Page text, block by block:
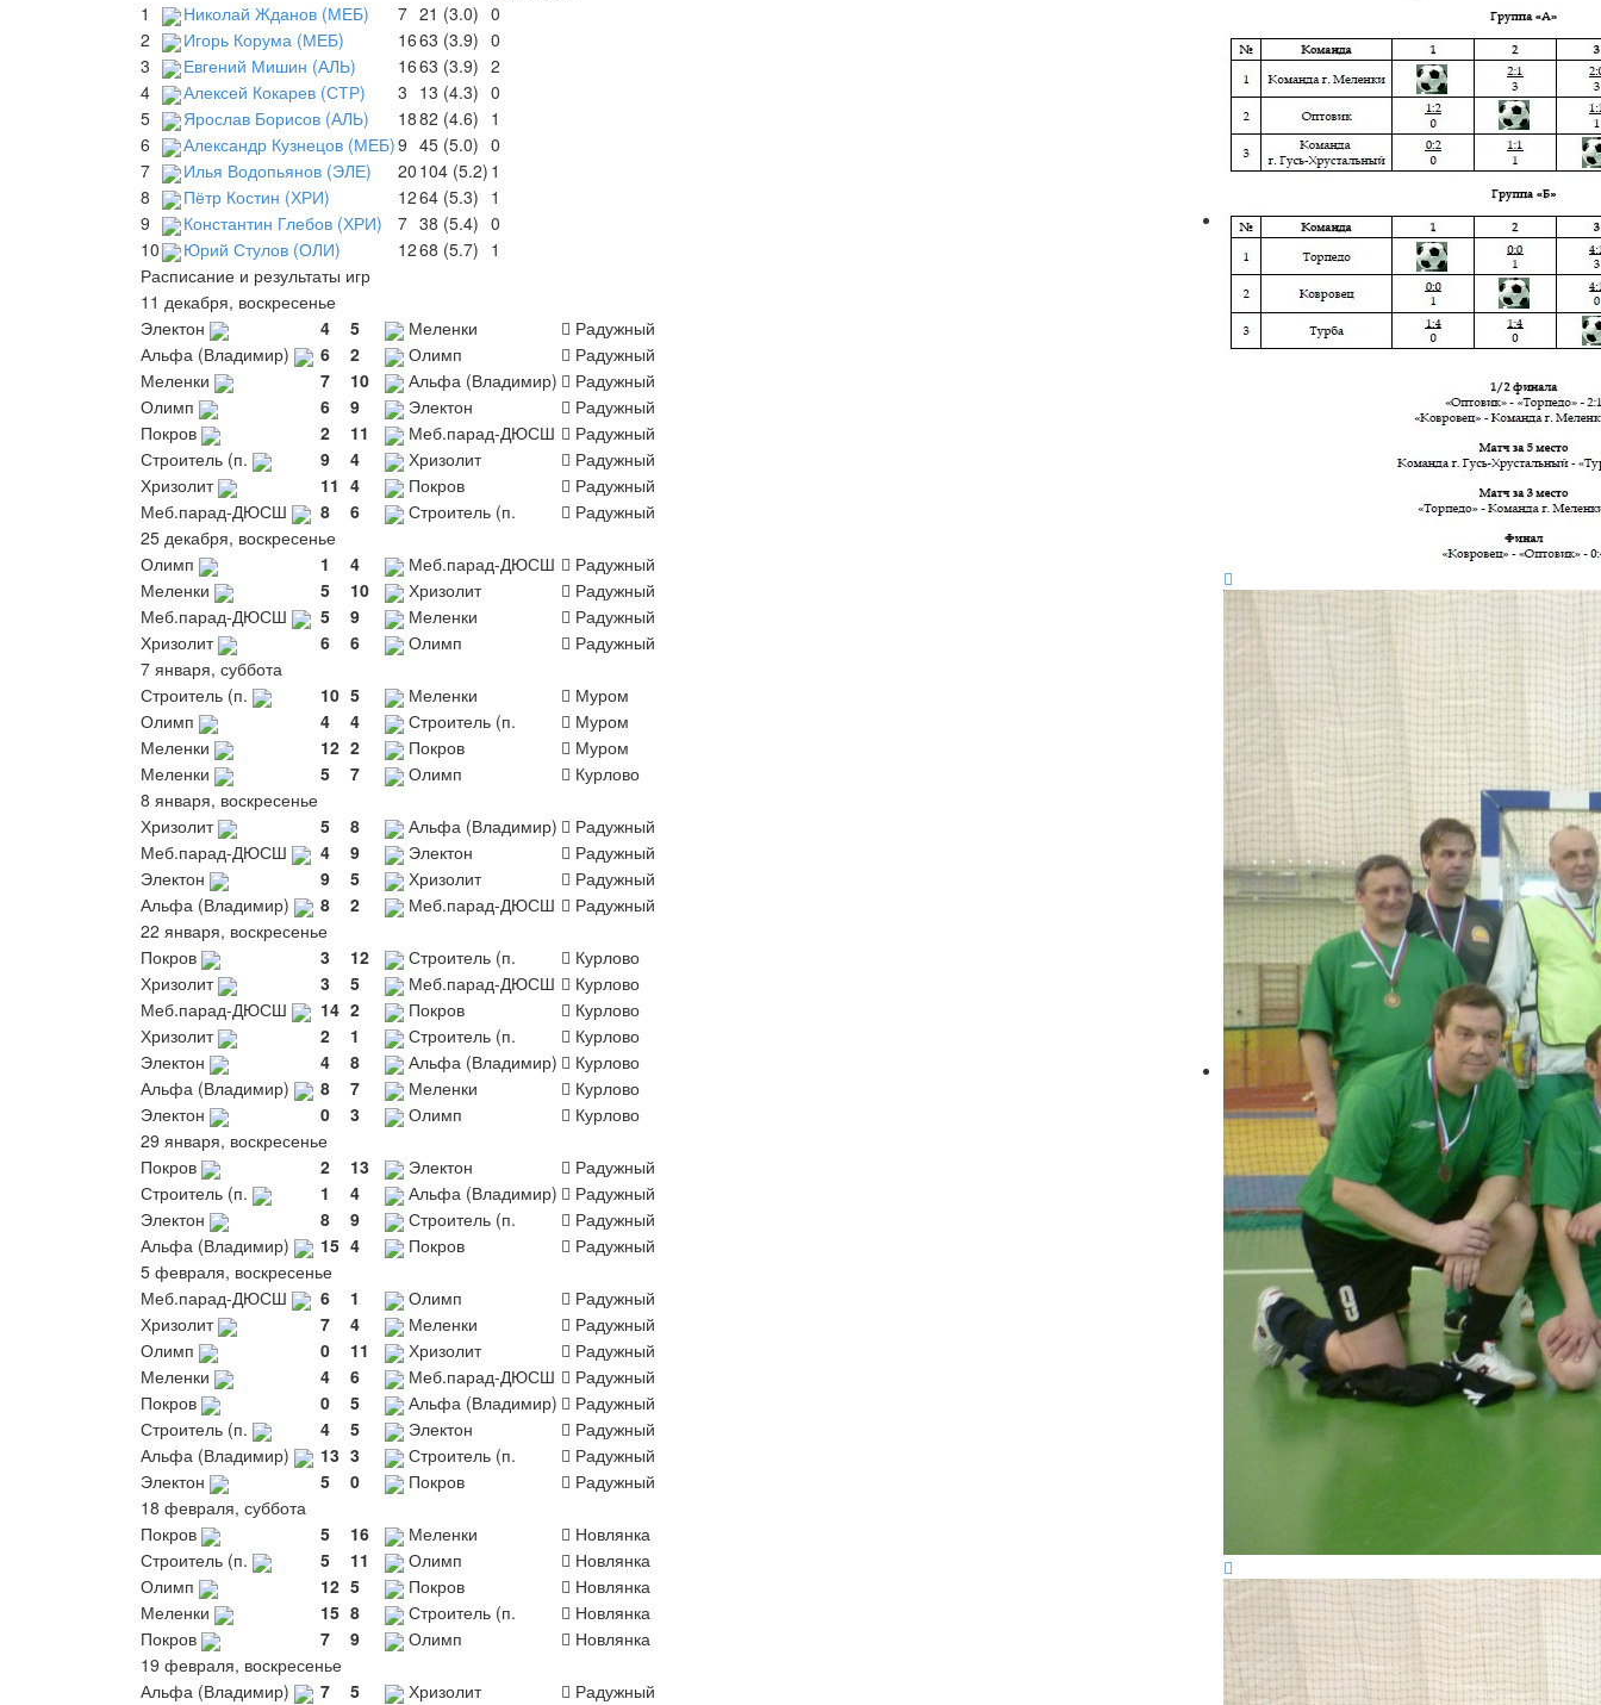
1
Николай Жданов (МЕБ) 7 21 (3.0) 0
2
Игорь Корума (МЕБ) 1663 (3.9) 0
3
Евгений Мишин (АЛЬ) 1663 (3.9) 2
4
Алексей Кокарев (СТР) 3 13 (4.3) 0
5
Ярослав Борисов (АЛЬ) 1882 (4.6) 1
6
Александр Кузнецов (МЕБ)9 45 (5.0) 0
7
Илья Водопьянов (ЭЛЕ) 20 104 (5.2) 1
8
Пётр Костин (ХРИ) 1264 (5.3) 1
9
Константин Глебов (ХРИ) 7 38 (5.4) 0
10
Юрий Стулов (ОЛИ) 1268 (5.7) 1
Расписание и результаты игр
11 декабря, воскресенье
Электон
4 5 Меленки
Радужный
Альфа (Владимир)
6 2 Олимп
Радужный
Меленки
7 10 Альфа (Владимир)
Радужный
Олимп
6 9 Электон
Радужный
Покров
2 11 Меб.парад-ДЮСШ
Радужный
Строитель (п.
9 4 Хризолит
Радужный
Хризолит
11 4 Покров
Радужный
Меб.парад-ДЮСШ
8 6 Строитель (п.
Радужный
25 декабря, воскресенье
Олимп
1 4 Меб.парад-ДЮСШ
Радужный
Меленки
5 10 Хризолит
Радужный
Меб.парад-ДЮСШ
5 9 Меленки
Радужный
Хризолит
6 6 Олимп
Радужный
7 января, суббота
Строитель (п.
10 5 Меленки
Муром
Олимп
4 4 Строитель (п.
Муром
Меленки
12 2 Покров
Муром
Меленки
5 7 Олимп
Курлово
8 января, воскресенье
Хризолит
5 8 Альфа (Владимир)
Радужный
Меб.парад-ДЮСШ
4 9 Электон
Радужный
Электон
9 5 Хризолит
Радужный
Альфа (Владимир)
8 2 Меб.парад-ДЮСШ
Радужный
22 января, воскресенье
Покров
3 12 Строитель (п.
Курлово
Хризолит
3 5 Меб.парад-ДЮСШ
Курлово
Меб.парад-ДЮСШ
14 2 Покров
Курлово
Хризолит
2 1 Строитель (п.
Курлово
Электон
4 8 Альфа (Владимир)
Курлово
Альфа (Владимир)
8 7 Меленки
Курлово
Электон
0 3 Олимп
Курлово
29 января, воскресенье
Покров
2 13 Электон
Радужный
Строитель (п.
1 4 Альфа (Владимир)
Радужный
Электон
8 9 Строитель (п.
Радужный
Альфа (Владимир)
15 4 Покров
Радужный
5 февраля, воскресенье
Меб.парад-ДЮСШ
6 1 Олимп
Радужный
Хризолит
7 4 Меленки
Радужный
Олимп
0 11 Хризолит
Радужный
Меленки
4 6 Меб.парад-ДЮСШ
Радужный
Покров
0 5 Альфа (Владимир)
Радужный
Строитель (п.
4 5 Электон
Радужный
Альфа (Владимир)
13 3 Строитель (п.
Радужный
Электон
5 0 Покров
Радужный
18 февраля, суббота
Покров
5 16 Меленки
Новлянка
Строитель (п.
5 11 Олимп
Новлянка
Олимп
12 5 Покров
Новлянка
Меленки
15 8 Строитель (п.
Новлянка
Покров
7 9 Олимп
Новлянка
19 февраля, воскресенье
Альфа (Владимир)
7 5 Хризолит
Радужный